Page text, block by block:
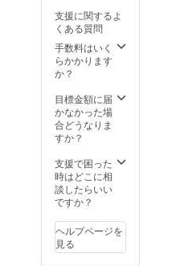
支援に関するよ
くある質問
手数料はいく
らかかります
か？
目標金額に届
かなかった場
合どうなりま
すか？
支援で困った
時はどこに相
談したらいい
ですか？
ヘルプページを
見る